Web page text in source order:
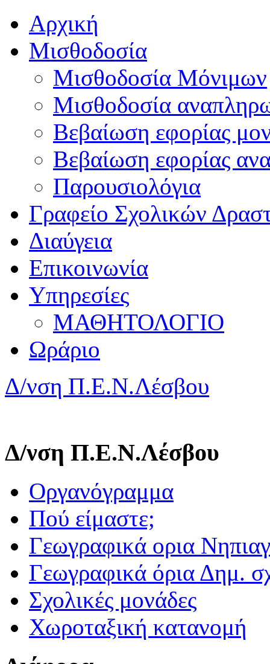
Αρχική
Μισθοδοσία
Μισθοδοσία Μόνιμων
Μισθοδοσία
Βεβαίωση εφορίας
Βεβαίωση εφορίας
Παρουσιολόγια
Γραφείο Σχολικών
Διαύγεια
Επικοινωνία
Υπηρεσίες
ΜΑΘΗΤΟΛΟΓΙΟ
Ωράριο
Δ/νση Π.Ε.Ν.Λέσβου
Δ/νση Π.Ε.Ν.Λέσβου
Οργανόγραμμα
Πού είμαστε;
Γεωγραφικά ορια
Γεωγραφικά όρια Δημ.
Σχολικές μονάδες
Χωροταξική κατανομή